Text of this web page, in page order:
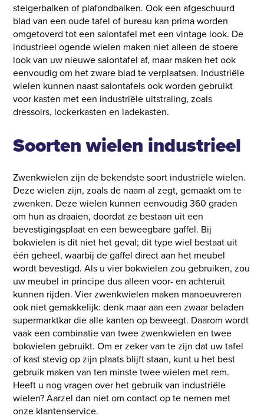
steigerbalken of plafondbalken. Ook een afgeschuurd
blad van een oude tafel of bureau kan prima worden
omgetoverd tot een salontafel met een vintage look. De
industrieel ogende wielen maken niet alleen de stoere
look van uw nieuwe salontafel af, maar maken het ook
eenvoudig om het zware blad te verplaatsen. Industriële
wielen kunnen naast salontafels ook worden gebruikt
voor kasten met een industriële uitstraling, zoals
dressoirs, lockerkasten en ladekasten.
Soorten wielen industrieel
Zwenkwielen zijn de bekendste soort industriële wielen.
Deze wielen zijn, zoals de naam al zegt, gemaakt om te
zwenken. Deze wielen kunnen eenvoudig 360 graden
om hun as draaien, doordat ze bestaan uit een
bevestigingsplaat en een beweegbare gaffel. Bij
bokwielen is dit niet het geval; dit type wiel bestaat uit
één geheel, waarbij de gaffel direct aan het meubel
wordt bevestigd. Als u vier bokwielen zou gebruiken, zou
uw meubel in principe dus alleen voor- en achteruit
kunnen rijden. Vier zwenkwielen maken manoeuvreren
ook niet gemakkelijk: denk maar aan een zwaar beladen
supermarktkar die alle kanten op beweegt. Daarom wordt
vaak een combinatie van twee zwenkwielen en twee
bokwielen gebruikt. Om er zeker van te zijn dat uw tafel
of kast stevig op zijn plaats blijft staan, kunt u het best
gebruik maken van ten minste twee wielen met rem.
Heeft u nog vragen over het gebruik van industriële
wielen? Aarzel dan niet om contact op te nemen met
onze klantenservice.